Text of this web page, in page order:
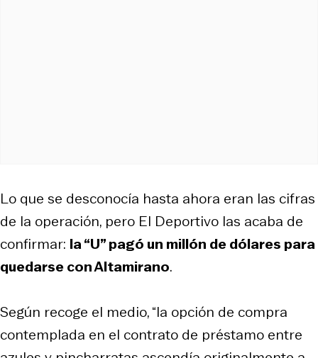
Lo que se desconocía hasta ahora eran las cifras
de la operación, pero El Deportivo las acaba de
confirmar: la “U” pagó un millón de dólares para
quedarse con Altamirano.
Según recoge el medio, “la opción de compra
contemplada en el contrato de préstamo entre